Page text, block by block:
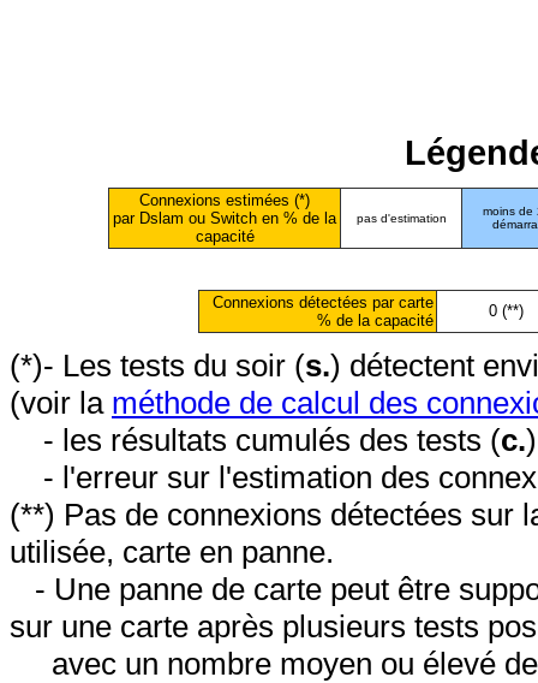
Connexions estimées (*)
par Dslam ou Switch en % de la
capacité
pas d'estimation
moins de
Connexions détectées par carte
% de la capacité
0 (**)
(*)- Les tests du soir (s.) détectent
(voir la méthode de calcul des
- les résultats cumulés des tests (c.
- l'erreur sur l'estimation des
(**) Pas de connexions détectées sur
utilisée, carte en panne.
- Une panne de carte peut être
sur une carte après plusieurs tests
avec un nombre moyen ou élevé